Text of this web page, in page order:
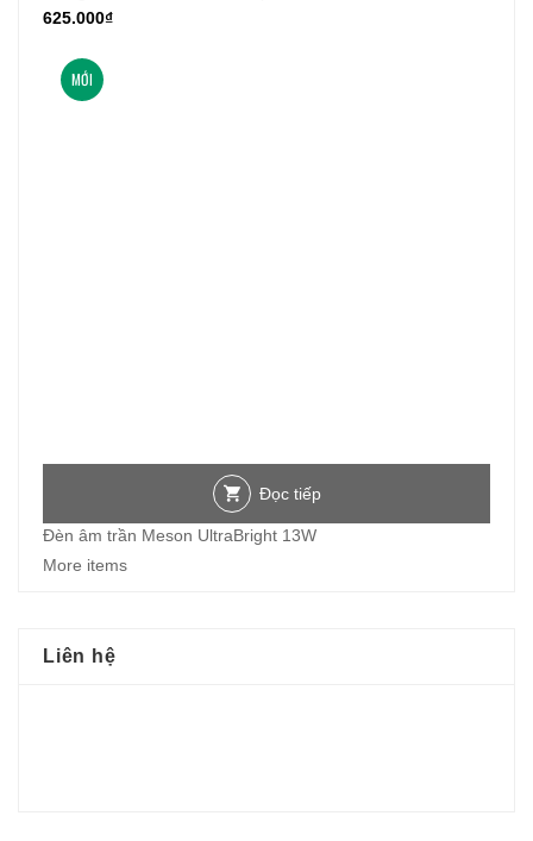
625.000₫
MỚI
Đọc tiếp
Đèn âm trần Meson UltraBright 13W
More items
Liên hệ